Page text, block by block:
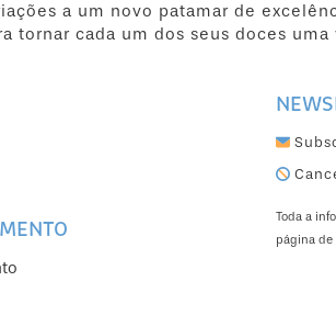
a um novo patamar de
tornar cada um dos seus doces
Toda a
página de